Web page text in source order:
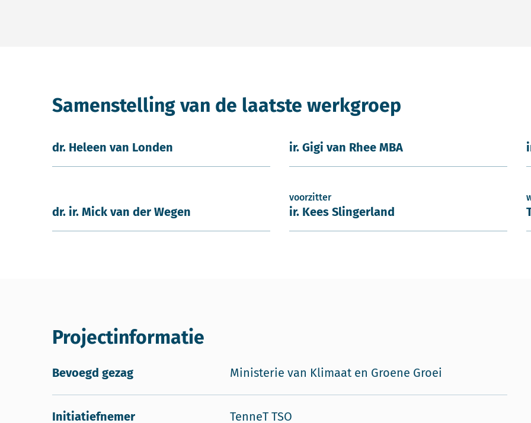
Samenstelling van de laatste werkgroep
dr. Heleen van Londen ir. Gigi van Rhee MBA
dr. ir. Mick van der Wegen
voorzitter
ir. Kees Slingerland
Projectinformatie
Bevoegd gezag Ministerie van Klimaat en Groene Groei
Initiatiefnemer TenneT TSO